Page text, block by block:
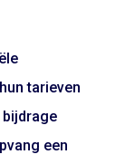
tarieven
een